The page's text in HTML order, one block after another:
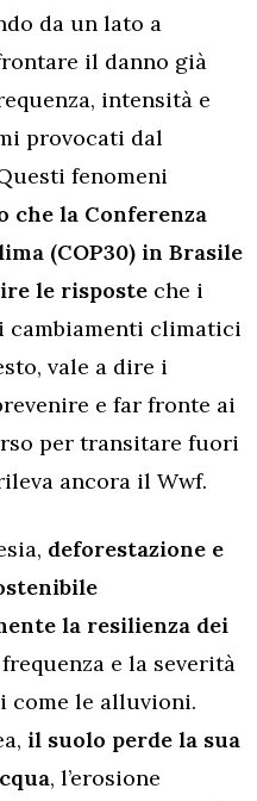
da un lato a
il danno già
intensità e
provocati dal
fenomeni
che la Conferenza
(COP30) in Brasile
le risposte che i
cambiamenti climatici
vale a dire i
e far fronte ai
per transitare fuori
ancora il Wwf.
deforestazione e
la resilienza dei
e la severità
come le alluvioni.
il suolo perde la sua
, l’erosione